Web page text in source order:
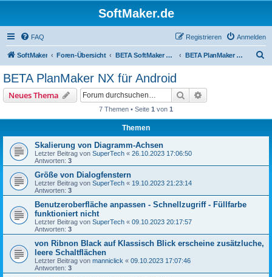
SoftMaker.de
FAQ Anmelden
Registrieren
SoftMaker Foren-Übersicht BETA SoftMaker Office NX für Android BETA PlanMaker NX für Android
BETA PlanMaker NX für Android
Neues Thema Suche
7 Themen • Seite 1 von 1
Themen
Skalierung von Diagramm-Achsen
Letzter Beitrag von SuperTech « 26.10.2023 17:06:50
Antworten: 3
Größe von Dialogfenstern
Letzter Beitrag von SuperTech « 19.10.2023 21:23:14
Antworten: 3
Benutzeroberfläche anpassen - Schnellzugriff - Füllfarbe
funktioniert nicht
Letzter Beitrag von SuperTech « 09.10.2023 20:17:57
Antworten: 3
von Ribnon Black auf Klassisch Blick erscheine zusätzluche,
leere Schaltflächen
Letzter Beitrag von manniclick « 09.10.2023 17:07:46
Antworten: 3